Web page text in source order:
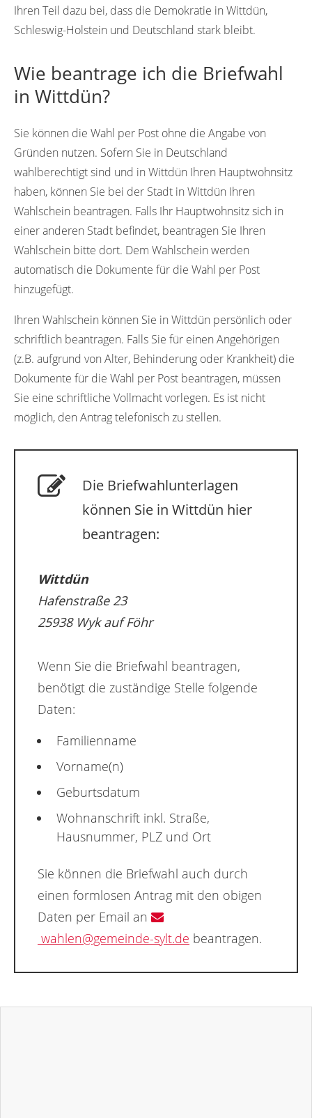
Ihren Teil dazu bei, dass die Demokratie in Wittdün,
Schleswig-Holstein und Deutschland stark bleibt.
Wie beantrage ich die Briefwahl
in Wittdün?
Sie können die Wahl per Post ohne die Angabe von
Gründen nutzen. Sofern Sie in Deutschland
wahlberechtigt sind und in Wittdün Ihren Hauptwohnsitz
haben, können Sie bei der Stadt in Wittdün Ihren
Wahlschein beantragen. Falls Ihr Hauptwohnsitz sich in
einer anderen Stadt befindet, beantragen Sie Ihren
Wahlschein bitte dort. Dem Wahlschein werden
automatisch die Dokumente für die Wahl per Post
hinzugefügt.
Ihren Wahlschein können Sie in Wittdün persönlich oder
schriftlich beantragen. Falls Sie für einen Angehörigen
(z.B. aufgrund von Alter, Behinderung oder Krankheit) die
Dokumente für die Wahl per Post beantragen, müssen
Sie eine schriftliche Vollmacht vorlegen. Es ist nicht
möglich, den Antrag telefonisch zu stellen.
Die Briefwahlunterlagen
können Sie in Wittdün hier
beantragen:
Wittdün
Hafenstraße 23
25938 Wyk auf Föhr
Wenn Sie die Briefwahl beantragen,
benötigt die zuständige Stelle folgende
Daten:
Familienname
Vorname(n)
Geburtsdatum
Wohnanschrift inkl. Straße,
Hausnummer, PLZ und Ort
Sie können die Briefwahl auch durch
einen formlosen Antrag mit den obigen
Daten per Email an
wahlen@gemeinde-sylt.de beantragen.